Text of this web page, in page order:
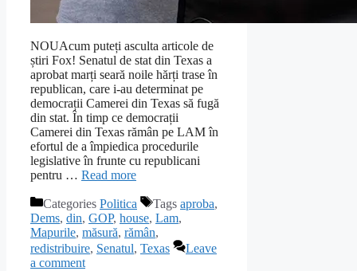
NOUAcum puteți asculta articole de
știri Fox! Senatul de stat din Texas a
aprobat marți seară noile hărți trase în
republican, care i-au determinat pe
democrații Camerei din Texas să fugă
din stat. În timp ce democrații
Camerei din Texas rămân pe LAM în
efortul de a împiedica procedurile
legislative în frunte cu republicani
pentru … Read more
Categories Politica Tags aproba,
Dems, din, GOP, house, Lam,
Mapurile, măsură, rămân,
redistribuire, Senatul, Texas
Leave
a comment